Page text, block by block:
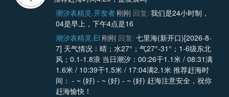
潮汐表精灵.开发者 刚刚 回复: 我们是24小时制，
04是早上，下午4点是16
潮汐表精灵.EI 刚刚 回复: 七里海(新开口)[2026-8-
7] 天气情况：晴；水27°；气27°-31°；1-6级东北
风；0.1-1.8浪 当日潮汐：00:26干1.1米 / 08:31满
1.6米 / 10:39干1.5米 / 17:04满2.1米 推荐赶海时
间： - ~ (好) - ~ (好) - ~ (好) 赶海注意安全，祝你
赶海愉快！